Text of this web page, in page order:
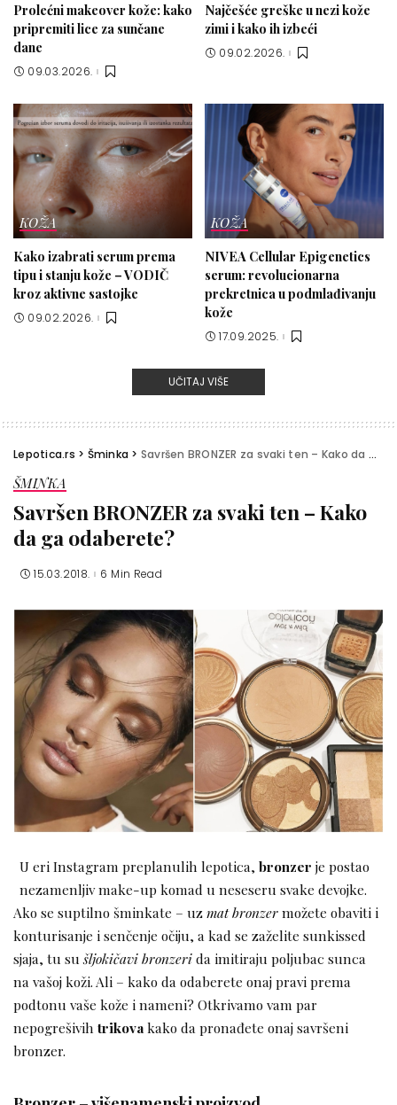
Prolećni makeover kože: kako
pripremiti lice za sunčane
dane
09.03.2026.
Najčešće greške u nezi kože
zimi i kako ih izbeći
09.02.2026.
KOŽA
Kako izabrati serum prema
tipu i stanju kože – VODIČ
kroz aktivne sastojke
09.02.2026.
KOŽA
NIVEA Cellular Epigenetics
serum: revolucionarna
prekretnica u podmlađivanju
kože
17.09.2025.
UČITAJ VIŠE
Lepotica.rs > Šminka > Savršen BRONZER za svaki ten – Kako da ga odaberete?
ŠMINKA
Savršen BRONZER za svaki ten – Kako
da ga odaberete?
15.03.2018. 6 Min Read
U eri Instagram preplanulih lepotica, bronzer je postao
nezamenljiv make-up komad u neseseru svake devojke.
Ako se suptilno šminkate – uzmat bronzermožete obaviti i
konturisanje i senčenje očiju, a kad se zaželite sunkissed
sjaja, tu sušljokičavi bronzerida imitiraju poljubac sunca
na vašoj koži. Ali – kako da odaberete onaj pravi prema
podtonu vaše kože i nameni? Otkrivamo vam par
nepogrešivih trikovakako da pronađete onaj savršeni
bronzer.